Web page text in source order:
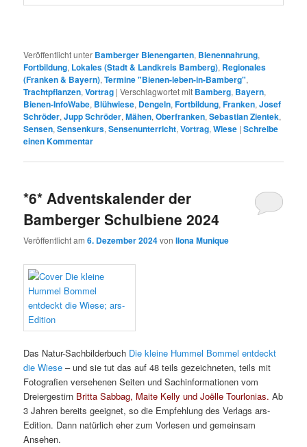
Veröffentlicht unter Bamberger Bienengarten, Bienennahrung,
Fortbildung, Lokales (Stadt & Landkreis Bamberg), Regionales
(Franken & Bayern),Termine "Bienen-leben-in-Bamberg",
Trachtpflanzen,Vortrag |Verschlagwortet mit Bamberg, Bayern,
Bienen-InfoWabe, Blühwiese, Dengeln,Fortbildung,Franken,Josef
Schröder,Jupp Schröder,Mähen,Oberfranken,Sebastian Zientek,
Sensen,Sensenkurs,Sensenunterricht,Vortrag,Wiese |Schreibe
einen Kommentar
*6* Adventskalender der
Bamberger Schulbiene 2024
Veröffentlicht am6. Dezember 2024vonIlona Munique
Das Natur-Sachbilderbuch Die kleine Hummel Bommel entdeckt
die Wiese – und sie tut das auf 48 teils gezeichneten, teils mit
Fotografien versehenen Seiten und Sachinformationen vom
Dreiergestirn Britta Sabbag, Maite Kelly und Joëlle Tourlonias. Ab
3 Jahren bereits geeignet, so die Empfehlung des Verlags ars-
Edition. Dann natürlich eher zum Vorlesen und gemeinsam
Ansehen.